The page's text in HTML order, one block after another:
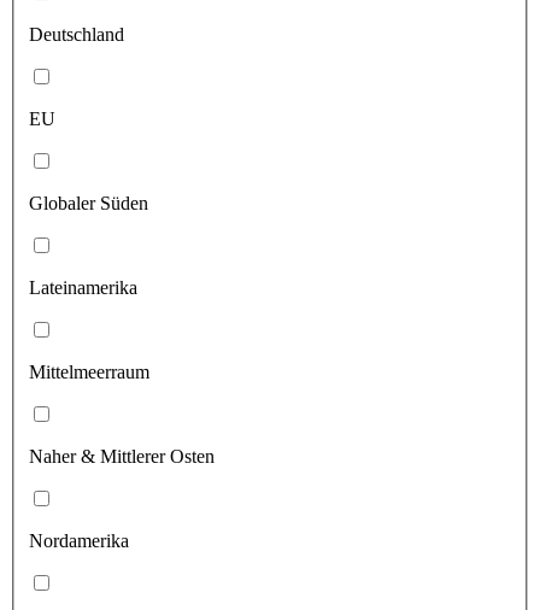
Deutschland
EU
Globaler Süden
Lateinamerika
Mittelmeerraum
Naher & Mittlerer Osten
Nordamerika